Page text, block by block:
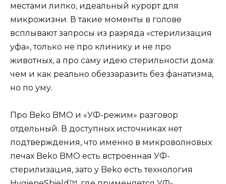
местами липко, идеальный курорт для
микрожизни. В такие моменты в голове
всплывают запросы из разряда «стерилизация
уфа», только не про клинику и не про
животных, а про саму идею стерильности дома:
чем и как реально обеззаразить без фанатизма,
но по уму.
Про Beko BMO и «УФ-режим» разговор
отдельный. В доступных источниках нет
подтверждения, что именно в микроволновых
печах Beko BMO есть встроенная УФ-
стерилизация, зато у Beko есть технология